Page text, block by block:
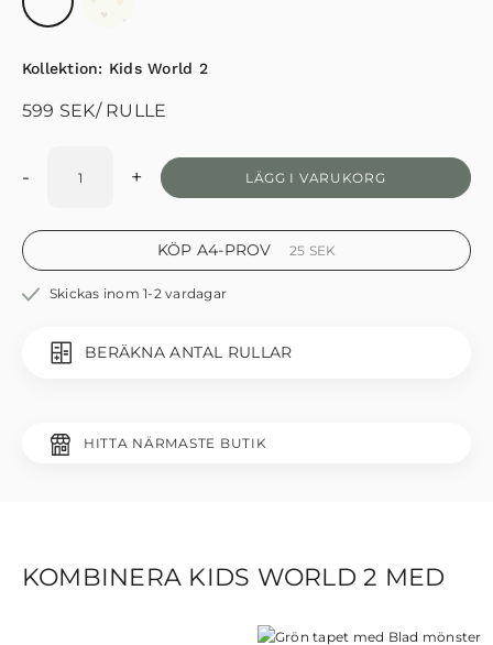
Kollektion: Kids World 2
599 SEK/ RULLE
- + LÄGG I VARUKORG
Skickas inom 1-2 vardagar
BERÄKNA ANTAL RULLAR
KÖP A4-PROV 25 SEK
HITTA NÄRMASTE BUTIK
KOMBINERA KIDS WORLD 2 MED